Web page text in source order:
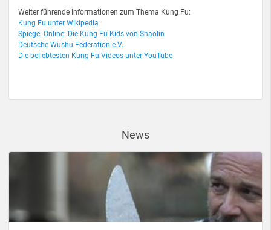
Weiter führende Informationen zum Thema Kung Fu:
Kung Fu unter Wikipedia
Spiegel Online: Die Kung-Fu-Kids von Shaolin
Deutsche Wushu Federation e.V.
Die beliebtesten Kung Fu-Videos unter YouTube
News